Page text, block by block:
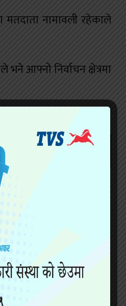
नामावली रहेकाले
आफ्नो निर्वाचन क्षेत्रमा
यो पनि पढ्नुहोस